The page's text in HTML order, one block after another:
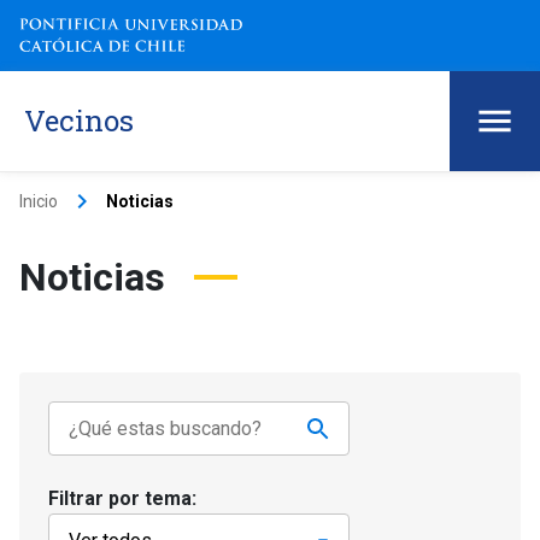
Vecinos
Inicio keyboard_arrow_right Noticias
Noticias
Filtrar por tema: